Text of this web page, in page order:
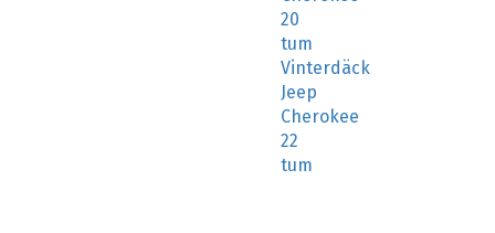
20
tum
Vinterdäck
Jeep
Cherokee
22
tum